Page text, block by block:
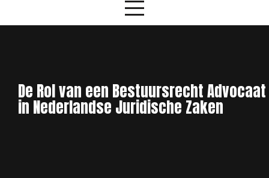
De Rol van een Bestuursrecht Advocaat
in Nederlandse Juridische Zaken